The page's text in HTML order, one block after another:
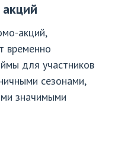
акций,
временно
для участников
сезонами,
значимыми